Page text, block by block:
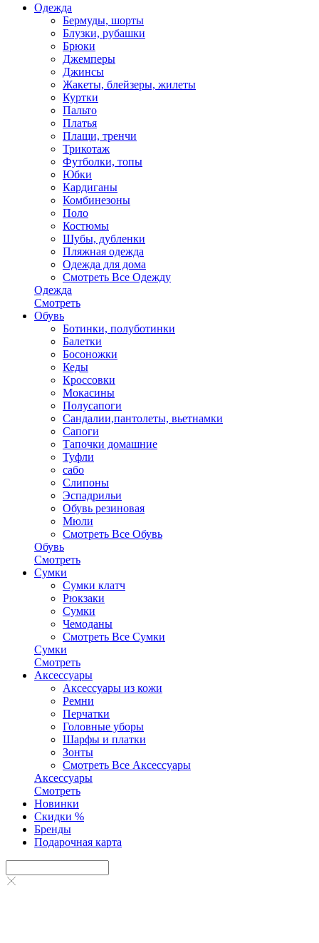
Одежда
Бермуды, шорты
Блузки, рубашки
Брюки
Джемперы
Джинсы
Жакеты, блейзеры, жилеты
Куртки
Пальто
Платья
Плащи, тренчи
Трикотаж
Футболки, топы
Юбки
Кардиганы
Комбинезоны
Поло
Костюмы
Шубы, дубленки
Пляжная одежда
Одежда для дома
Смотреть Все Одежду
Одежда
Смотреть
Обувь
Ботинки, полуботинки
Балетки
Босоножки
Кеды
Кроссовки
Мокасины
Полусапоги
Сандалии,пантолеты, вьетнамки
Сапоги
Тапочки домашние
Туфли
сабо
Слипоны
Эспадрильи
Обувь резиновая
Мюли
Смотреть Все Обувь
Обувь
Смотреть
Сумки
Сумки клатч
Рюкзаки
Сумки
Чемоданы
Смотреть Все Сумки
Сумки
Смотреть
Аксессуары
Аксессуары из кожи
Ремни
Перчатки
Головные уборы
Шарфы и платки
Зонты
Смотреть Все Аксессуары
Аксессуары
Смотреть
Новинки
Скидки %
Бренды
Подарочная карта